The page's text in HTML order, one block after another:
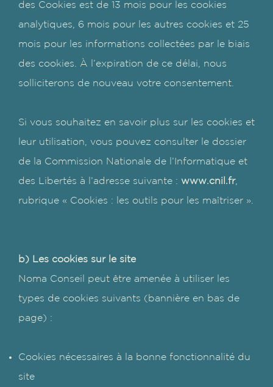
des Cookies est de 13 mois pour les cookies
analytiques, 6 mois pour les autres cookies et 25
mois pour les informations collectées par le biais
des cookies. À l’expiration de ce délai, nous
solliciterons de nouveau votre consentement.
Si vous souhaitez en savoir plus sur les cookies et
leur utilisation, vous pouvez consulter le dossier
de la Commission Nationale de l’Informatique et
des Libertés à l’adresse suivante : www.cnil.fr,
rubrique « Cookies : les outils pour les maîtriser ».
b) Les cookies sur le site
Noma Conseil peut être amenée à utiliser les
types de cookies suivants (bannière en bas de
page) :
Cookies nécessaires à la bonne fonctionnalité du
site